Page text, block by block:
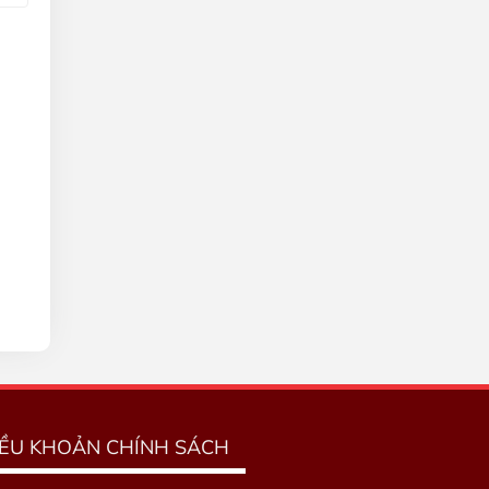
KHOẢN CHÍNH SÁCH